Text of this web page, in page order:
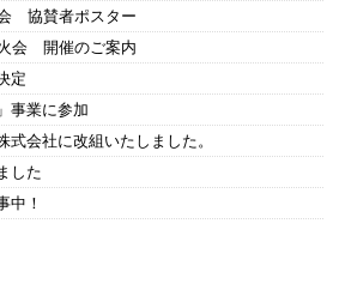
協賛者ポスター
会 開催のご案内
定
事業に参加
式会社に改組いたしました。
した
中！